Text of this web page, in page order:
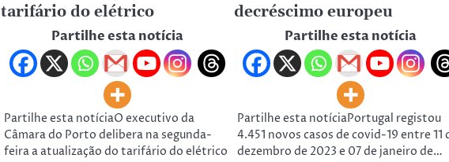
tarifário do elétrico
Partilhe esta notícia
Partilhe esta notíciaO executivo da
Câmara do Porto delibera na segunda-
feira a atualização do tarifário do elétrico
decréscimo europeu
Partilhe esta notícia
Partilhe esta notíciaPortugal registou
4.451 novos casos de covid-19 entre 11
dezembro de 2023 e 07 de janeiro de…